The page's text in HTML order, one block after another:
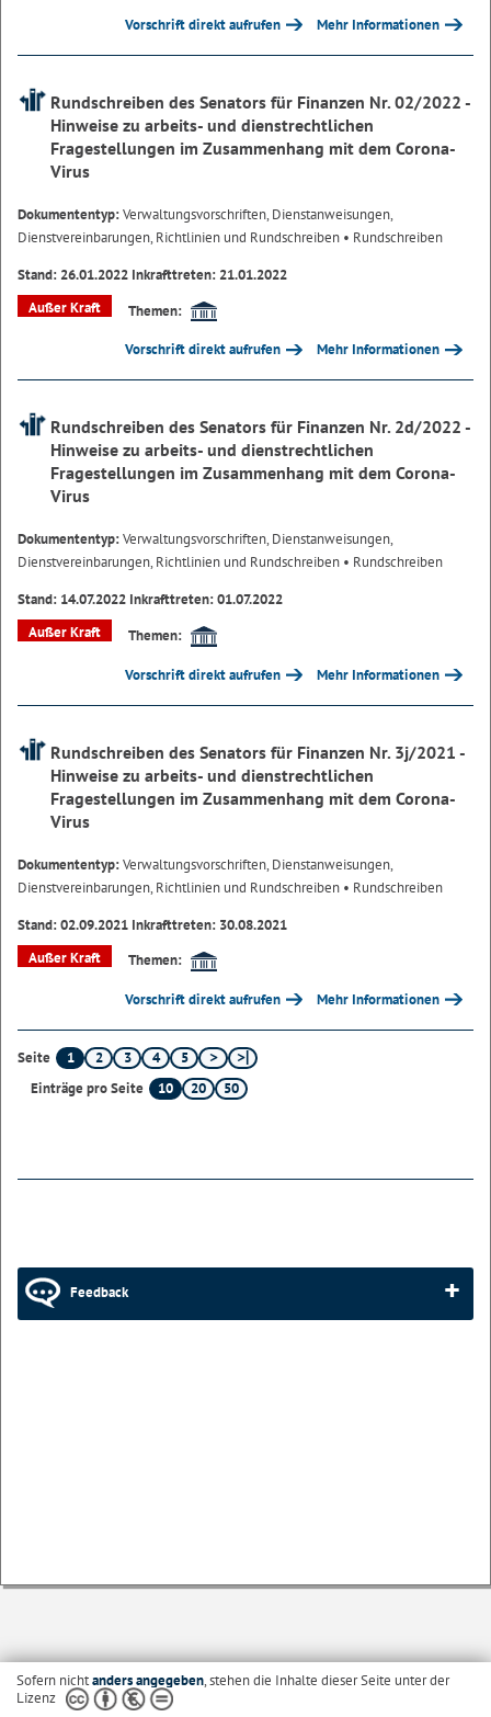
Vorschrift direkt aufrufen Mehr Informationen
Rundschreiben des Senators für Finanzen Nr. 02/2022 -
Hinweise zu arbeits- und dienstrechtlichen
Fragestellungen im Zusammenhang mit dem Corona-
Virus
Dokumententyp:Verwaltungsvorschriften, Dienstanweisungen,
Dienstvereinbarungen, Richtlinien und Rundschreiben • Rundschreiben
Stand: 26.01.2022 Inkrafttreten: 21.01.2022
Außer Kraft
Themen:
Vorschrift direkt aufrufen Mehr Informationen
Rundschreiben des Senators für Finanzen Nr. 2d/2022 -
Hinweise zu arbeits- und dienstrechtlichen
Fragestellungen im Zusammenhang mit dem Corona-
Virus
Dokumententyp:Verwaltungsvorschriften, Dienstanweisungen,
Dienstvereinbarungen, Richtlinien und Rundschreiben • Rundschreiben
Stand: 14.07.2022 Inkrafttreten: 01.07.2022
Außer Kraft
Themen:
Vorschrift direkt aufrufen Mehr Informationen
Rundschreiben des Senators für Finanzen Nr. 3j/2021 -
Hinweise zu arbeits- und dienstrechtlichen
Fragestellungen im Zusammenhang mit dem Corona-
Virus
Dokumententyp:Verwaltungsvorschriften, Dienstanweisungen,
Dienstvereinbarungen, Richtlinien und Rundschreiben • Rundschreiben
Stand: 02.09.2021 Inkrafttreten: 30.08.2021
Außer Kraft
Themen:
Vorschrift direkt aufrufen Mehr Informationen
Seite 1 2 3 4
5
Einträge pro Seite
10 20 50
Feedback
Sofern nichtanders angegeben, stehen die Inhalte dieser Seite unter der
Lizenz